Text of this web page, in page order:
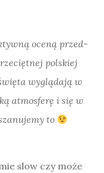
oceną przed-
polskiej
wyglądają w
atmosferę i się w
to
slow czy może